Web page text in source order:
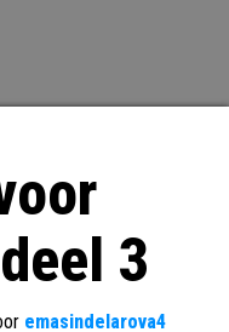
3
emasindelarova4